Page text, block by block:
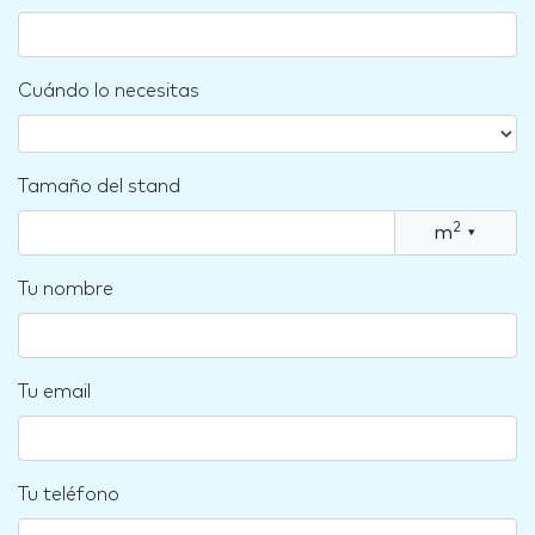
Cuándo lo necesitas
Tamaño del stand
m2 ▾
Tu nombre
Tu email
Tu teléfono